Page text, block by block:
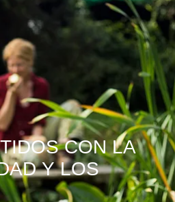
CON LA
Y LOS